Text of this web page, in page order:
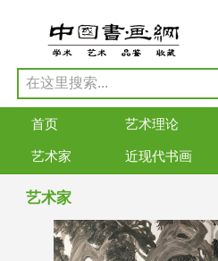
首页 艺术理论
艺术家 近现代书画
艺术家